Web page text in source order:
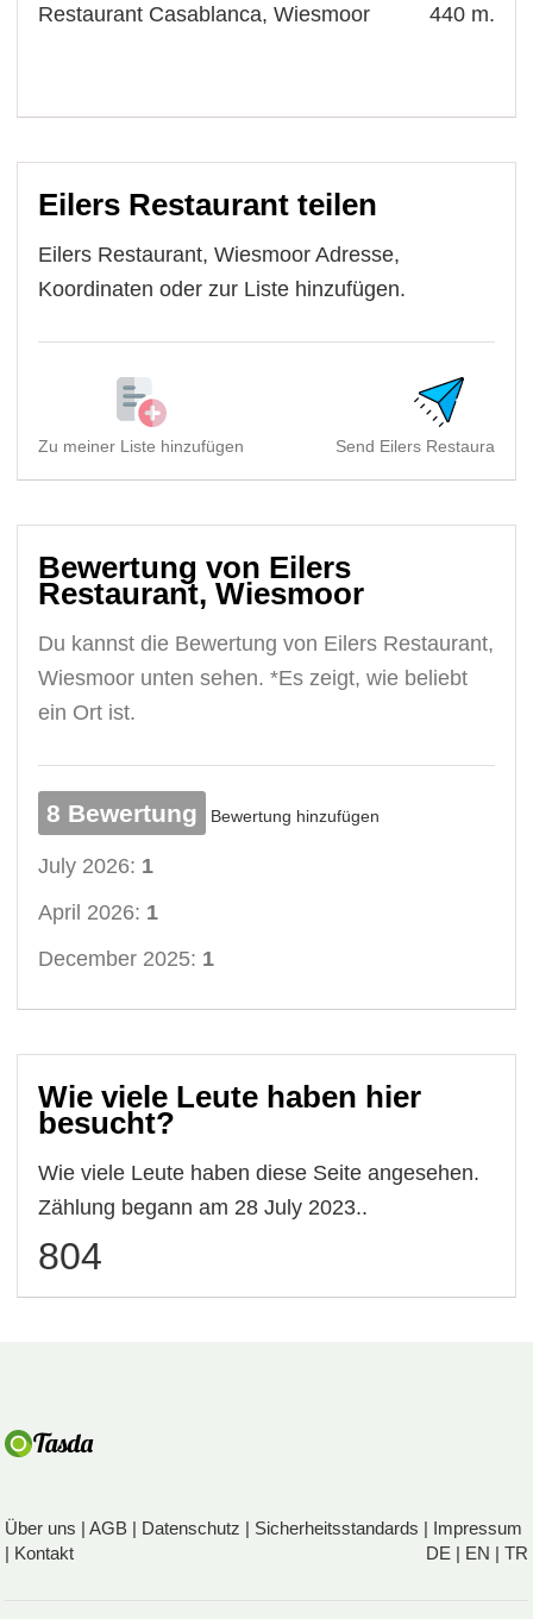
Restaurant Casablanca, Wiesmoor 440 m.
Eilers Restaurant teilen
Eilers Restaurant, Wiesmoor Adresse,
Koordinaten oder zur Liste hinzufügen.
Zu meiner Liste hinzufügen Send Eilers Restaurant,
Bewertung von Eilers
Restaurant, Wiesmoor
Du kannst die Bewertung von Eilers Restaurant,
Wiesmoor unten sehen. *Es zeigt, wie beliebt
ein Ort ist.
8 Bewertung Bewertung hinzufügen
July 2026: 1
April 2026: 1
December 2025: 1
Wie viele Leute haben hier
besucht?
Wie viele Leute haben diese Seite angesehen.
Zählung begann am 28 July 2023..
804
Über uns |AGB | Datenschutz | Sicherheitsstandards | Impressum
| Kontakt DE | EN | TR